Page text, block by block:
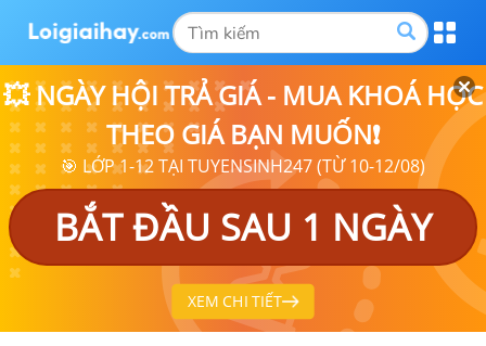
💥 NGÀY HỘI TRẢ GIÁ - MUA KHOÁ HỌC
THEO GIÁ BẠN MUỐN❗
🎯 LỚP 1-12 TẠI TUYENSINH247 (TỪ 10-12/08)
BẮT ĐẦU SAU 1 NGÀY
XEM CHI TIẾT